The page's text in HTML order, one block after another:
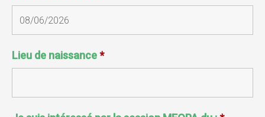
Lieu de naissance*